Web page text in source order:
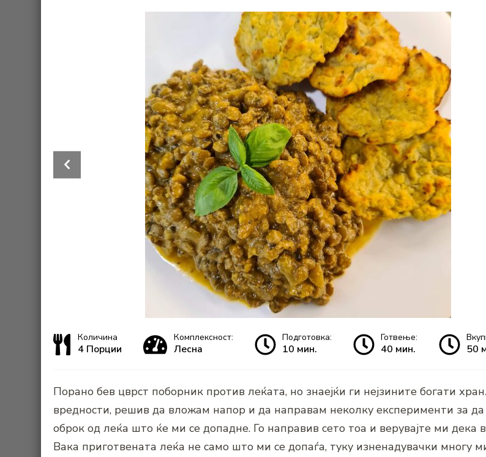
Количина
4 Порции
Комплексност:
Лесна
Подготовка:
10 мин.
Готвење:
40 мин. 50
Порано бев цврст поборник против леќата, но знаејќи ги нејзините богати
вредности, решив да вложам напор и да направам неколку експерименти за да
оброк од леќа што ќе ми се допадне. Го направив сето тоа и верувајте ми дека
Вака приготвената леќа не само што ми се допаѓа, туку изненадувачки многу